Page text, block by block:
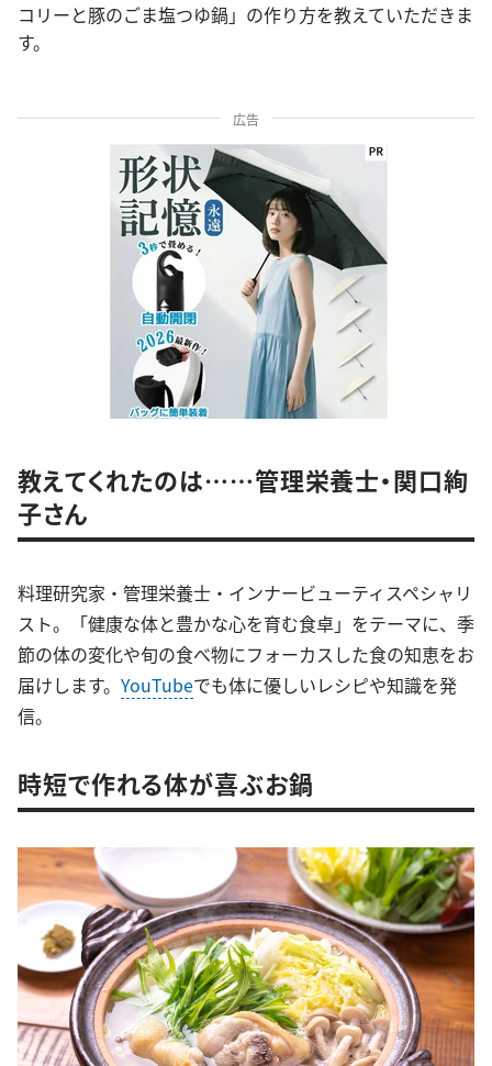
コリーと豚のごま塩つゆ鍋」の作り方を教えていただきま
す。
広告
教えてくれたのは……管理栄養士・関口絢
子さん
料理研究家・管理栄養士・インナービューティスペシャリ
スト。「健康な体と豊かな心を育む食卓」をテーマに、季
節の体の変化や旬の食べ物にフォーカスした食の知恵をお
届けします。 YouTubeでも体に優しいレシピや知識を発
信。
時短で作れる体が喜ぶお鍋